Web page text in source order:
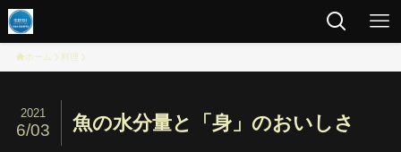
ホーム 料理
魚の水分量と「身」のおいしさ
2021
6/03